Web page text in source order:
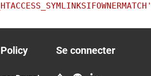
Se connecter